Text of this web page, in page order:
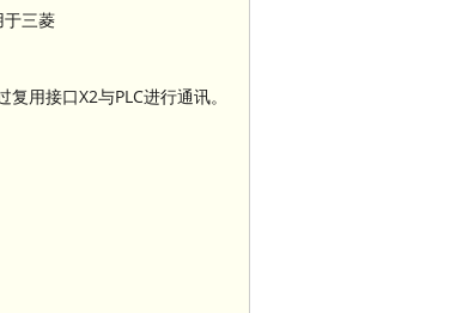
于三菱
用接口X2与PLC进行通讯。